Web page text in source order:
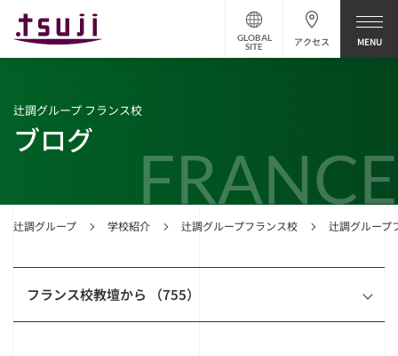
アクセス
GLOBAL
SITE
FRANCE
辻調グループ 学校紹介 辻調グループフランス校 辻調グループ
辻調グループ フランス校
ブログ
フランス校教壇から （755）